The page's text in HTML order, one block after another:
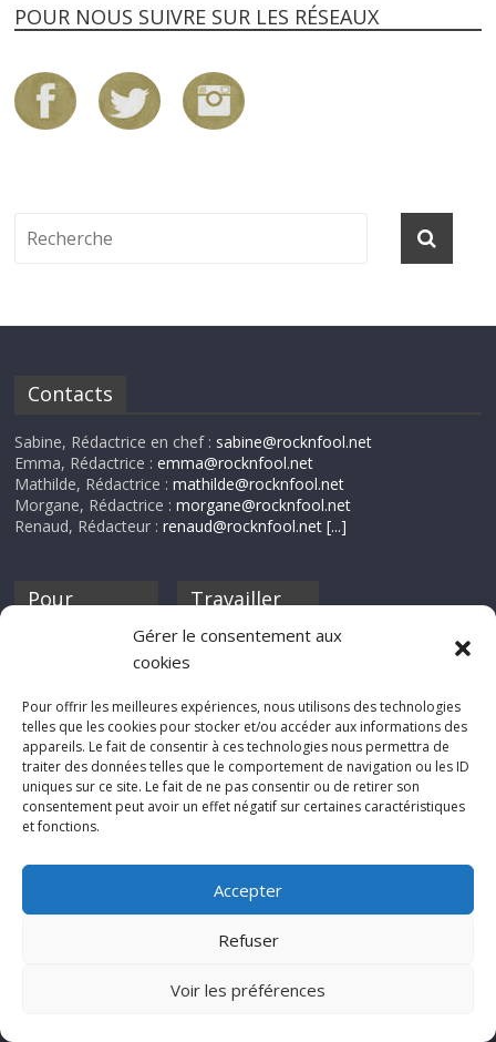
Gérer le consentement aux
cookies
Pour offrir les meilleures expériences, nous utilisons des technologies
telles que les cookies pour stocker et/ou accéder aux informations des
appareils. Le fait de consentir à ces technologies nous permettra de
traiter des données telles que le comportement de navigation ou les ID
uniques sur ce site. Le fait de ne pas consentir ou de retirer son
consentement peut avoir un effet négatif sur certaines caractéristiques
et fonctions.
Accepter
Refuser
Voir les préférences
POUR NOUS SUIVRE SUR LES RÉSEAUX
Contacts
Sabine, Rédactrice en chef : sabine@rocknfool.net
Emma, Rédactrice :emma@rocknfool.net
Mathilde, Rédactrice :mathilde@rocknfool.net
Morgane, Rédactrice :morgane@rocknfool.net
Renaud, Rédacteur :renaud@rocknfool.net [...]
Pour
discothèque
Travailler
Si tu souhaites
Rocknfool, n'hésite
pas à nous envoyer
tes chroniques de
concerts, de films,
séries ou des billets
d'humeur :
net